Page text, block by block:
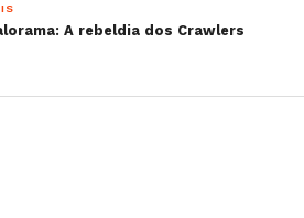
A rebeldia dos Crawlers